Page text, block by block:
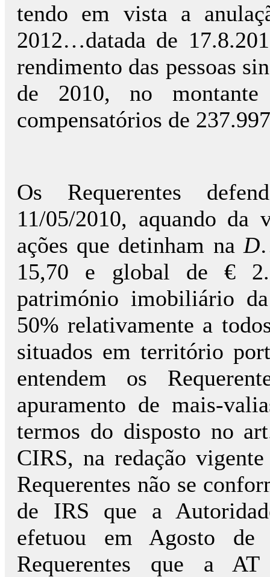
tendo em vista a
2012…datada de
rendimento das pessoas
de 2010, no
compensatórios de
Os Requerentes
11/05/2010, aquando da
ações que detinham na D
15,70 e global de €
património imobiliário
50% relativamente a
situados em território
entendem os
apuramento de mais-
termos do disposto no
CIRS, na redação
Requerentes não se
de IRS que a
efetuou em Agosto de
Requerentes que a